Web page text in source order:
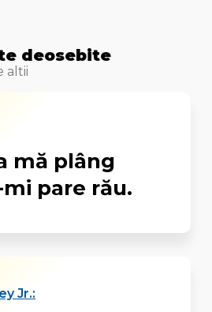
deosebite
altii
mă plâng
pare rău.
Jr.: